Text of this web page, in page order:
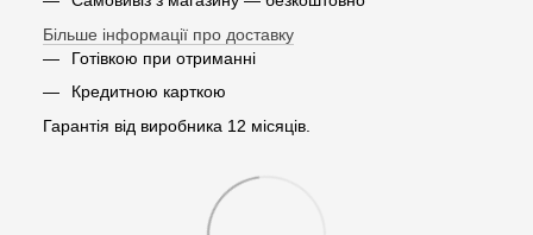
Більше інформації про доставку
Готівкою при отриманні
Кредитною карткою
Гарантія від виробника 12 місяців.